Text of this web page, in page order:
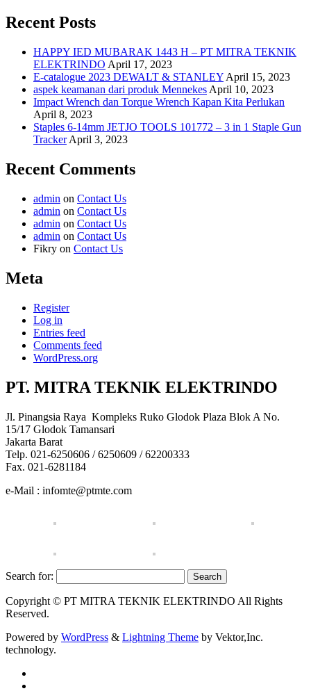
Recent Posts
HAPPY IED MUBARAK 1443 H – PT MITRA TEKNIK
ELEKTRINDO April 17, 2023
E-catalogue 2023 DEWALT & STANLEY April 15, 2023
aspek keamanan dari produk Mennekes April 10, 2023
Impact Wrench dan Torque Wrench Kapan Kita Perlukan
April 8, 2023
Staples 6-14mm JETJO TOOLS 101772 – 3 in 1 Staple Gun
Tracker April 3, 2023
Recent Comments
admin on Contact Us
admin on Contact Us
admin on Contact Us
admin on Contact Us
Fikry on Contact Us
Meta
Register
Log in
Entries feed
Comments feed
WordPress.org
PT. MITRA TEKNIK ELEKTRINDO
Jl. Pinangsia Raya Kompleks Ruko Glodok Plaza Blok A No.
15/17 Glodok Tamansari
Jakarta Barat
Telp. 021-6250606 / 6250609 / 62200333
Fax. 021-6281184
e-Mail : infomte@ptmte.com
Search for:
Copyright © PT MITRA TEKNIK ELEKTRINDO All Rights
Reserved.
Powered by WordPress & Lightning Theme by Vektor,Inc.
technology.